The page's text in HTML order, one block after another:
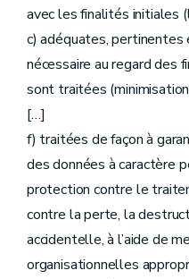
avec les finalités initiales
c) adéquates,
nécessaire au regard
sont traitées
[…]
f) traitées de façon à
des données à caractère
protection contre le
contre la perte, la
accidentelle, à l’aide de
organisationnelles